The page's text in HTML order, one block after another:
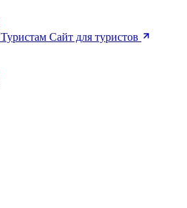
Туристам Сайт для туристов